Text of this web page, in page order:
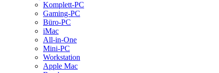
Komplett-PC
Gaming-PC
Büro-PC
iMac
All-in-One
Mini-PC
Workstation
Apple Mac